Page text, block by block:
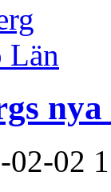
Län
nya
02-02